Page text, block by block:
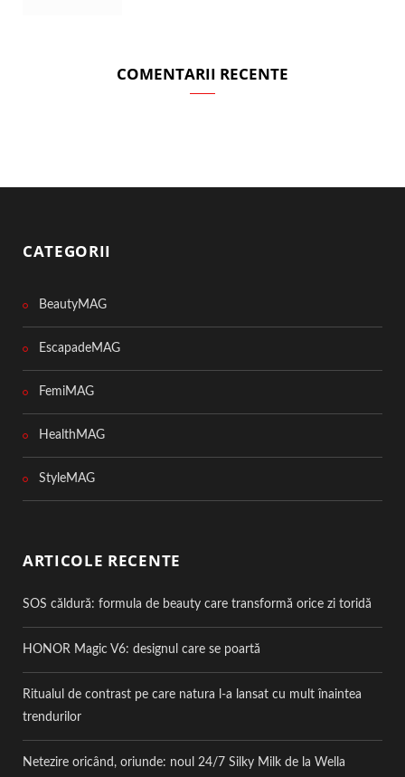
COMENTARII RECENTE
CATEGORII
BeautyMAG
EscapadeMAG
FemiMAG
HealthMAG
StyleMAG
ARTICOLE RECENTE
SOS căldură: formula de beauty care transformă orice zi toridă
HONOR Magic V6: designul care se poartă
Ritualul de contrast pe care natura l-a lansat cu mult înaintea
trendurilor
Netezire oricând, oriunde: noul 24/7 Silky Milk de la Wella